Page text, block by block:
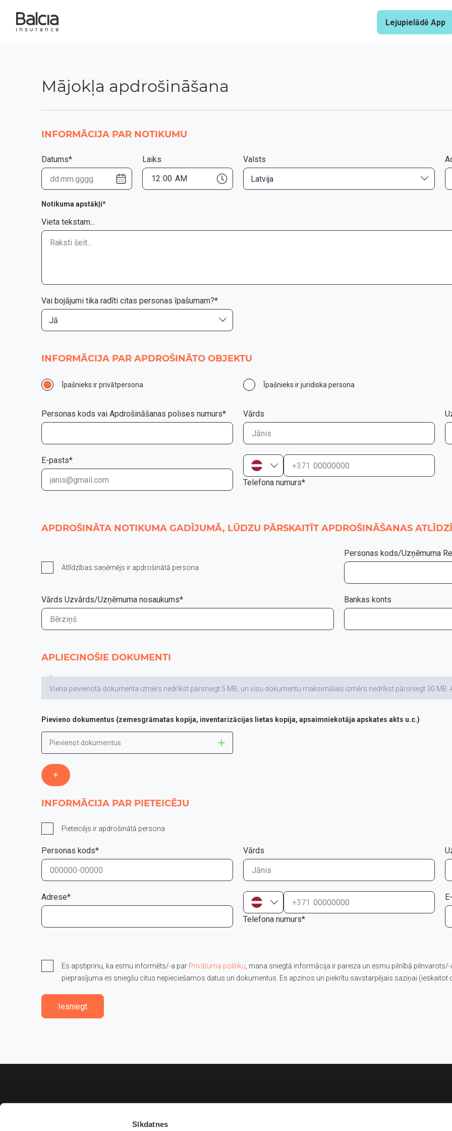
Sīkdatnes
Lejupielādē App
Mājokļa apdrošināšana
INFORMĀCIJA PAR NOTIKUMU
Datums* Laiks
Latvija
Valsts
Notikuma apstākļi*
Vieta tekstam...
Jā
Vai bojājumi tika radīti citas personas īpašumam?*
INFORMĀCIJA PAR APDROŠINĀTO OBJEKTU
Īpašnieks ir privātpersona Īpašnieks ir juridiska persona
Personas kods vai Apdrošināšanas polises numurs* Vārds
E-pasts*
+371
Telefona numurs*
APDROŠINĀTA NOTIKUMA GADĪJUMĀ, LŪDZU PĀRSKAITĪT APDROŠINĀŠANAS
Atlīdzības saņēmējs ir apdrošinātā persona
Personas kods/Uzņēmuma
Vārds Uzvārds/Uzņēmuma nosaukums* Bankas konts
APLIECINOŠIE DOKUMENTI
Viena pievienotā dokumenta izmērs nedrīkst pārsniegt 5 MB, un visu dokumentu maksimālais izmērs nedrīkst pārsniegt 30 MB.
Pievieno dokumentus (zemesgrāmatas kopija, inventarizācijas lietas kopija, apsaimniekotāja apskates akts u.c.)
Pievienot dokumentus
INFORMĀCIJA PAR PIETEICĒJU
Pieteicējs ir apdrošinātā persona
Personas kods* Vārds
Adrese*
+371
Telefona numurs*
Es apstiprinu, ka esmu informēts/-a par Privātuma politiku , mana sniegtā informācija ir pareiza un esmu pilnībā
pieprasījuma es sniegšu citus nepieciešamos datus un dokumentus. Es apzinos un piekrītu savstarpējais saziņai (ieskaitot
Iesniegt